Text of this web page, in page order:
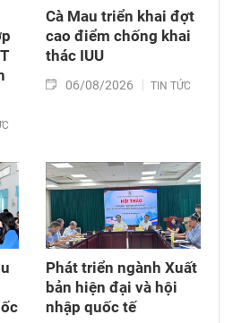
Cà Mau triển khai đợt
cao điểm chống khai
thác IUU
06/08/2026 TIN TỨC
Phát triển ngành Xuất
bản hiện đại và hội
nhập quốc tế